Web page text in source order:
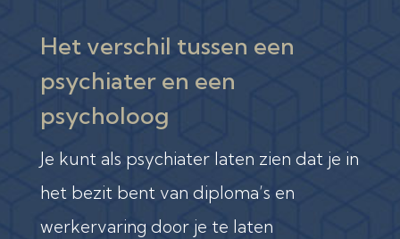
Het verschil tussen een
psychiater en een
psycholoog
Je kunt als psychiater laten zien dat je in
het bezit bent van diploma’s en
werkervaring door je te laten